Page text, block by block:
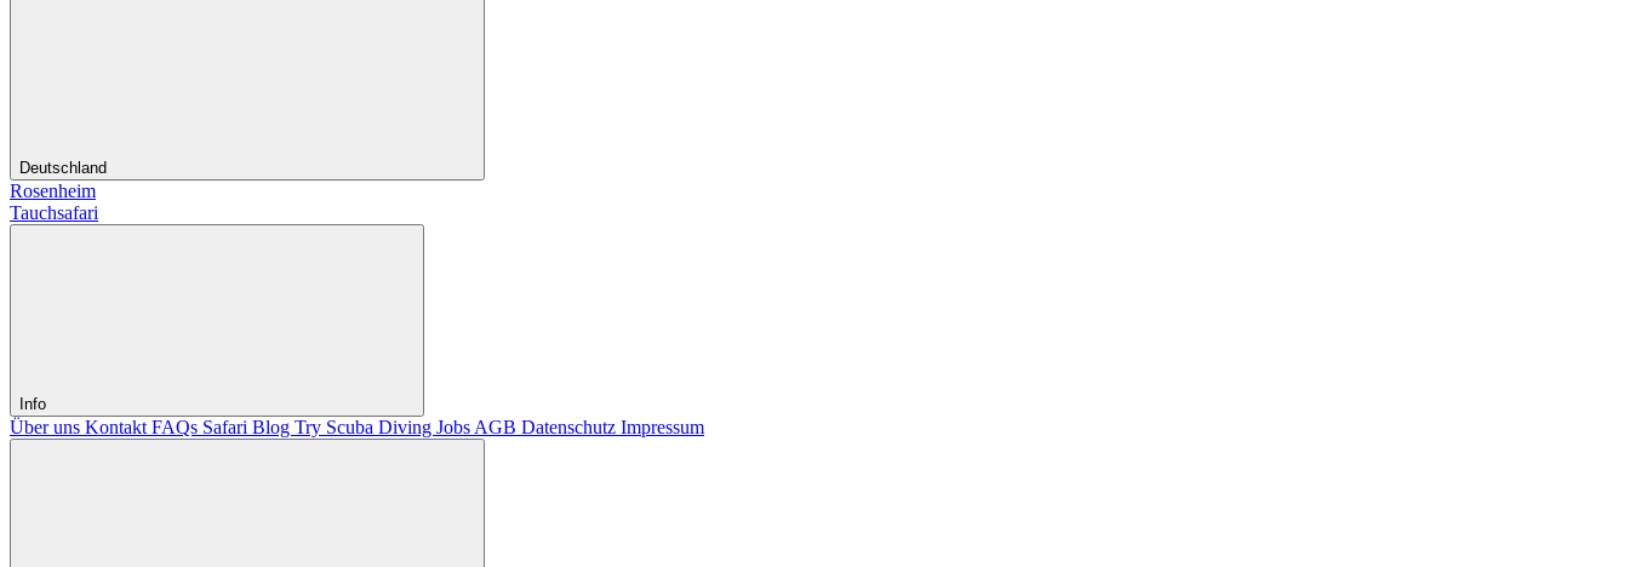
Deutschland
Rosenheim
Tauchsafari
Info
Über uns Kontakt FAQs Safari Blog Try Scuba Diving Jobs AGB Datenschutz Impressum